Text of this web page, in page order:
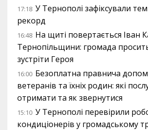
17:18 У Тернополі зафіксували
рекорд
16:48 На щиті повертається Іван
Тернопільщини: громада
зустріти Героя
16:00 Безоплатна правнича
ветеранів та їхніх родин: які
отримати та як звернутися
15:10 У Тернополі перевірили
кондиціонерів у громадському